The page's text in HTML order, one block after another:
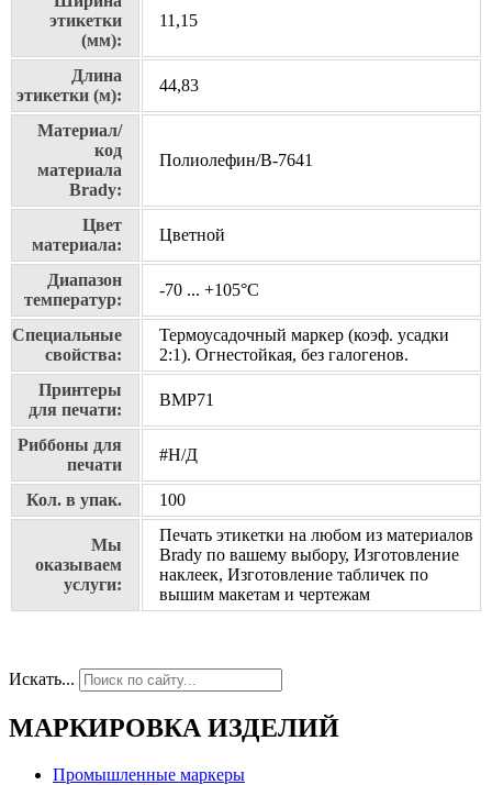
этикетки
(мм):
11,15
Длина
этикетки (м):
44,83
Материал/
код
материала
Brady:
Полиолефин/В-7641
Цвет
материала:
Цветной
Диапазон
температур:
-70 ... +105°С
Специальные
свойства:
Термоусадочный маркер (коэф. усадки
2:1). Огнестойкая, без галогенов.
Принтеры
для печати:
BMP71
Риббоны для
печати
#Н/Д
Кол. в упак. 100
Мы
оказываем
услуги:
Печать этикетки на любом из материалов
Brady по вашему выбору, Изготовление
наклеек, Изготовление табличек по
вышим макетам и чертежам
Искать...
МАРКИРОВКА ИЗДЕЛИЙ
Промышленные маркеры